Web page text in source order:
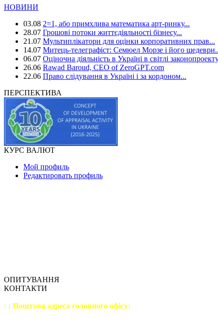
НОВИНИ
03.08 2=1, або примхлива математика арт-ринку...
28.07 Грошові потоки життєдіяльності бізнесу...
21.07 Мультиплікатори для оцінки корпоративних прав...
14.07 Митець-телеграфіст: Семюел Морзе і його
06.07 Оціночна діяльність в Україні в світлі
26.06 Rawad Baroud, CEO of ZeroGPT.com
22.06 Право слідування в Україні і за кордоном...
ПЕРСПЕКТИВА
КУРС ВАЛЮТ
Мой профиль
Редактировать профиль
ОПИТУВАННЯ
КОНТАКТИ
: : Поштова адреса головного офісу: